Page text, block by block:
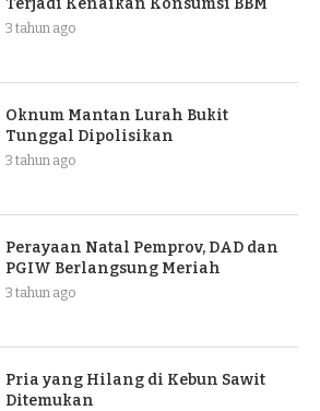
3 tahun ago
Oknum Mantan Lurah Bukit
Tunggal Dipolisikan
3 tahun ago
Perayaan Natal Pemprov, DAD dan
PGIW Berlangsung Meriah
3 tahun ago
Pria yang Hilang di Kebun Sawit
Ditemukan